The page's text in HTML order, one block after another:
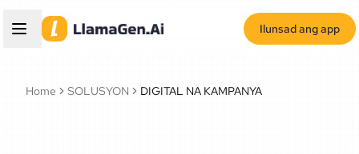
Ilunsad ang app
Home SOLUSYON DIGITAL NA KAMPANYA